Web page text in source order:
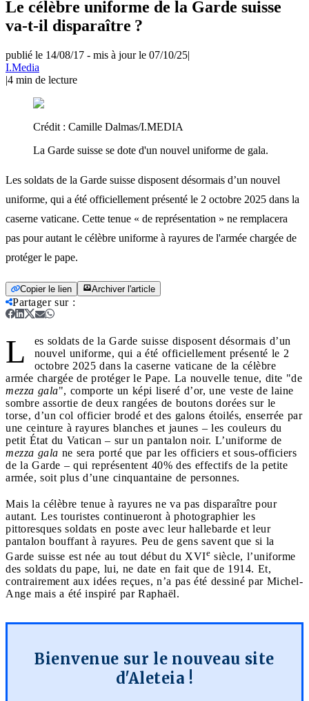
Le célèbre uniforme de la Garde suisse
va-t-il disparaître ?
publié le 14/08/17 - mis à jour le 07/10/25|
I.Media
|4 min de lecture
Crédit : Camille Dalmas/I.MEDIA
La Garde suisse se dote d'un nouvel uniforme de gala.
Les soldats de la Garde suisse disposent désormais d’un nouvel
uniforme, qui a été officiellement présenté le 2 octobre 2025 dans la
caserne vaticane. Cette tenue « de représentation » ne remplacera
pas pour autant le célèbre uniforme à rayures de l'armée chargée de
protéger le pape.
Copier le lien Archiver l'article
Partager sur:
L
es soldats de la Garde suisse disposent désormais d’un
nouvel uniforme, qui a été officiellement présenté le 2
octobre 2025 dans la caserne vaticane de la célèbre
armée chargée de protéger le Pape. La nouvelle tenue, dite "de
mezza gala", comporte un képi liseré d’or, une veste de laine
sombre assortie de deux rangées de boutons dorées sur le
torse, d’un col officier brodé et des galons étoilés, enserrée par
une ceinture à rayures blanches et jaunes – les couleurs du
petit État du Vatican – sur un pantalon noir. L’uniforme de
mezza gala ne sera porté que par les officiers et sous-officiers
de la Garde – qui représentent 40% des effectifs de la petite
armée, soit plus d’une cinquantaine de personnes.
Mais la célèbre tenue à rayures ne va pas disparaître pour
autant. Les touristes continueront à photographier les
pittoresques soldats en poste avec leur hallebarde et leur
pantalon bouffant à rayures. Peu de gens savent que si la
Garde suisse est née au tout début du XVIe siècle, l’uniforme
des soldats du pape, lui, ne date en fait que de 1914. Et,
contrairement aux idées reçues, n’a pas été dessiné par Michel-
Ange mais a été inspiré par Raphaël.
Bienvenue sur le nouveau site
d'Aleteia !